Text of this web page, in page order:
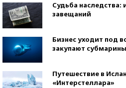
Судьба наследства:
завещаний
Бизнес уходит под
закупают субмарины
Путешествие в
«Интерстеллара»